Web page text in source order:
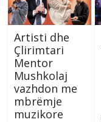
Artisti dhe
Çlirimtari
Mentor
Mushkolaj
vazhdon me
mbrëmje
muzikore